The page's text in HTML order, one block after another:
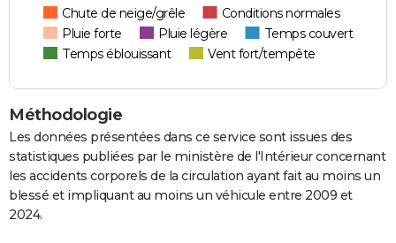
Chute de neige/grêle
Conditions normales
Pluie forte
Pluie légère
Temps couvert
Temps éblouissant
Vent fort/tempête
Méthodologie
Les données présentées dans ce service sont issues des
statistiques publiées par le ministère de l'Intérieur concernant
les accidents corporels de la circulation ayant fait au moins un
blessé et impliquant au moins un véhicule entre 2009 et
2024.